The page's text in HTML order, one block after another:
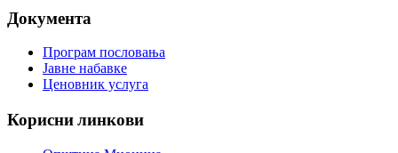
Документа
Програм пословања
Јавне набавке
Ценовник услуга
Корисни линкови